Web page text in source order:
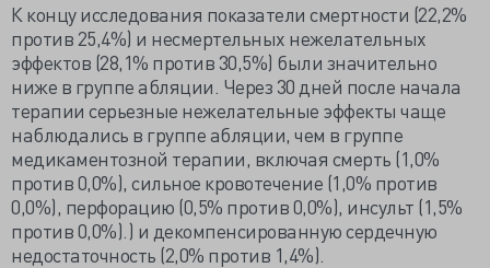
К концу исследования показатели смертности (22,2%
против 25,4%) и несмертельных нежелательных
эффектов (28,1% против 30,5%) были значительно
ниже в группе абляции. Через 30 дней после начала
терапии серьезные нежелательные эффекты чаще
наблюдались в группе абляции, чем в группе
медикаментозной терапии, включая смерть (1,0%
против 0,0%), сильное кровотечение (1,0% против
0,0%), перфорацию (0,5% против 0,0%), инсульт (1,5%
против 0,0%).) и декомпенсированную сердечную
недостаточность (2,0% против 1,4%).